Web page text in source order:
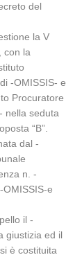
del
la V
con la
-OMISSIS- e
Procuratore
nella seduta
“B”.
dal -
n. -
e
il -
giustizia ed il
è costituita